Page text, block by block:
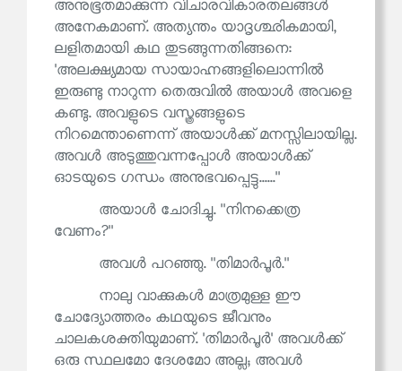
അനുഭൂതമാക്കുന്ന വിചാരവികാരതലങ്ങൾ
അനേകമാണ്. അത്യന്തം യാദൃശ്ഛികമായി,
ലളിതമായി കഥ തുടങ്ങുന്നതിങ്ങനെ:
'അലക്ഷ്യമായ സായാഹ്നങ്ങളിലൊന്നിൽ
ഇരുണ്ടു നാറുന്ന തെരുവിൽ അയാൾ അവളെ
കണ്ടു. അവളുടെ വസ്ത്രങ്ങളുടെ
നിറമെന്താണെന്ന് അയാൾക്ക് മനസ്സിലായില്ല.
അവൾ അടുത്തുവന്നപ്പോൾ അയാൾക്ക്
ഓടയുടെ ഗന്ധം അനുഭവപ്പെട്ടു......''
അയാൾ ചോദിച്ചു. ''നിനക്കെത്ര
വേണം?''
അവൾ പറഞ്ഞു. ''തിമാർപൂർ.''
നാലു വാക്കുകൾ മാത്രമുള്ള ഈ
ചോദ്യോത്തരം കഥയുടെ ജീവനും
ചാലകശക്തിയുമാണ്. 'തിമാർപൂർ' അവൾക്ക്
ഒരു സ്ഥലമോ ദേശമോ അല്ല; അവൾ